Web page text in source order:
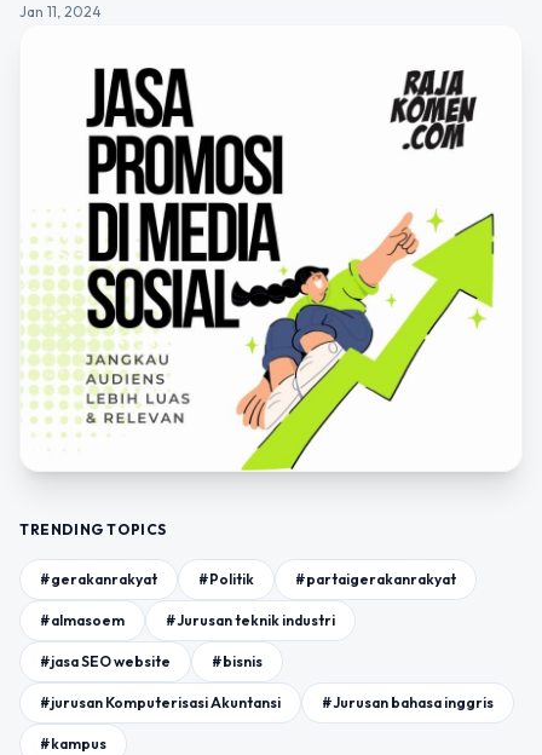
Jan 11, 2024
TRENDING TOPICS
#gerakanrakyat #Politik #partaigerakanrakyat
#almasoem #Jurusan teknik industri
#jasa SEO website #bisnis
#jurusan Komputerisasi Akuntansi #Jurusan bahasa inggris
#kampus